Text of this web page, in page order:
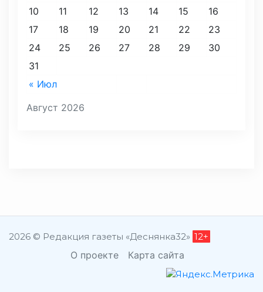
Август 2026
« Июл
10
11 12 13 14 15
16
17
18 19 20 21 22
23
24
25 26 27 28 29
30
31
2026 © Редакция газеты «Деснянка32» 12+
О проекте Карта сайта